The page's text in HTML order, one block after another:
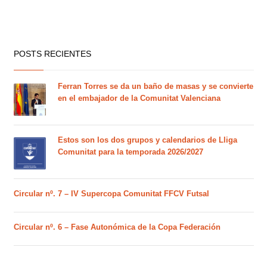
POSTS RECIENTES
Ferran Torres se da un baño de masas y se convierte
en el embajador de la Comunitat Valenciana
Estos son los dos grupos y calendarios de Lliga
Comunitat para la temporada 2026/2027
Circular nº. 7 – IV Supercopa Comunitat FFCV Futsal
Circular nº. 6 – Fase Autonómica de la Copa Federación